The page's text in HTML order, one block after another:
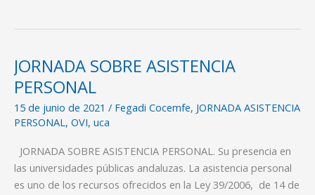
JORNADA SOBRE ASISTENCIA
PERSONAL
15 de junio de 2021 / Fegadi Cocemfe, JORNADA ASISTENCIA
PERSONAL, OVI, uca
JORNADA SOBRE ASISTENCIA PERSONAL. Su presencia en
las universidades públicas andaluzas. La asistencia personal
es uno de los recursos ofrecidos en la Ley 39/2006, de 14 de
JORNADA
SOBRE
ASISTENCIA
PERSONAL